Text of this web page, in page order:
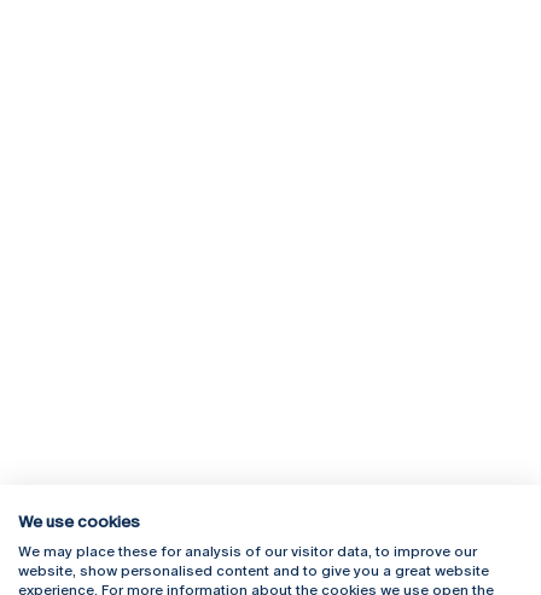
Rua Diogo Botelho 1327
4169-005 Porto
Campus Online
Webmail
We use cookies
We may place these for analysis of our visitor data, to improve our
website, show personalised content and to give you a great website
experience. For more information about the cookies we use open the